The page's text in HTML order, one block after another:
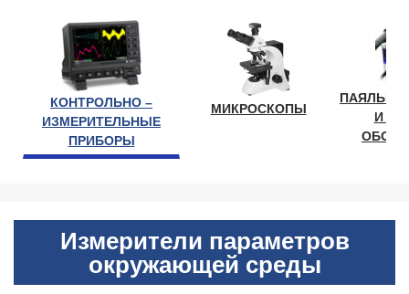
КОНТРОЛЬНО –
ИЗМЕРИТЕЛЬНЫЕ
ПРИБОРЫ
МИКРОСКОПЫ
И
Измерители параметров
окружающей среды